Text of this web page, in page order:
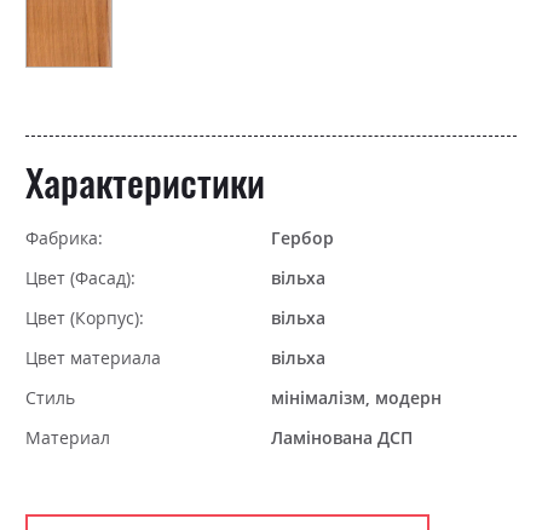
Характеристики
Фабрика:
Гербор
Цвет (Фасад):
вільха
Цвет (Корпус):
вільха
Цвет материала
вільха
Стиль
мінімалізм, модерн
Материал
Ламінована ДСП